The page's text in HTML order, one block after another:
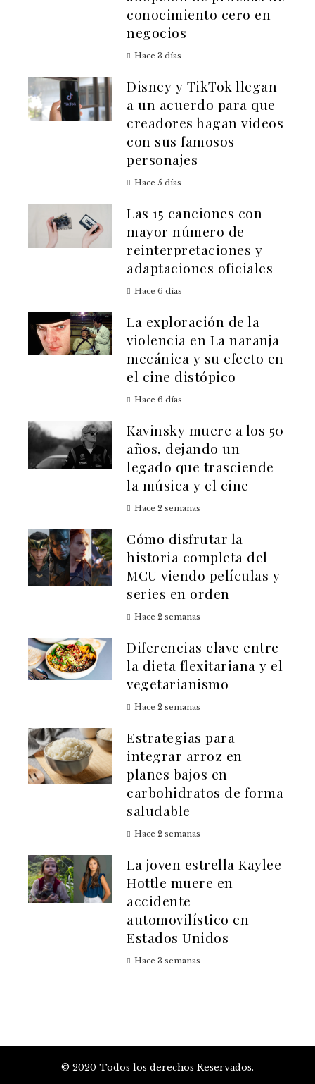
conocimiento cero en
negocios
Hace 3 días
Disney y TikTok llegan
a un acuerdo para que
creadores hagan videos
con sus famosos
personajes
Hace 5 días
Las 15 canciones con
mayor número de
reinterpretaciones y
adaptaciones oficiales
Hace 6 días
La exploración de la
violencia en La naranja
mecánica y su efecto en
el cine distópico
Hace 6 días
Kavinsky muere a los 50
años, dejando un
legado que trasciende
la música y el cine
Hace 2 semanas
Cómo disfrutar la
historia completa del
MCU viendo películas y
series en orden
Hace 2 semanas
Diferencias clave entre
la dieta flexitariana y el
vegetarianismo
Hace 2 semanas
Estrategias para
integrar arroz en
planes bajos en
carbohidratos de forma
saludable
Hace 2 semanas
La joven estrella Kaylee
Hottle muere en
accidente
automovilístico en
Estados Unidos
Hace 3 semanas
© 2020 Todos los derechos Reservados.